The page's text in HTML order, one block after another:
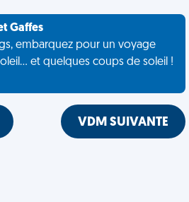
Gaffes
embarquez pour un voyage
et quelques coups de soleil !
VDM SUIVANTE